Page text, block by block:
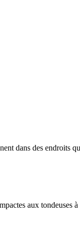
dans des endroits
aux tondeuses